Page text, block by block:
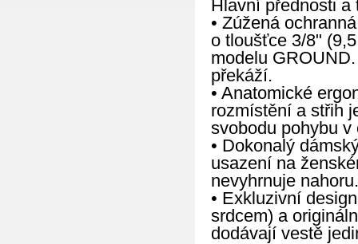
Hlavní přednosti a
• Zúžená
o tloušťce 3/8"
modelu
překáží.
• Anatomické
rozmístění a střih
svobodu pohybu v
• Dokonalý
usazení na
nevyhrnuje nahoru.
• Exkluzivní
srdcem) a
dodávají vestě